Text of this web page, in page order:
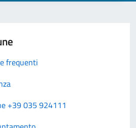
frequenti
+39 035 924111